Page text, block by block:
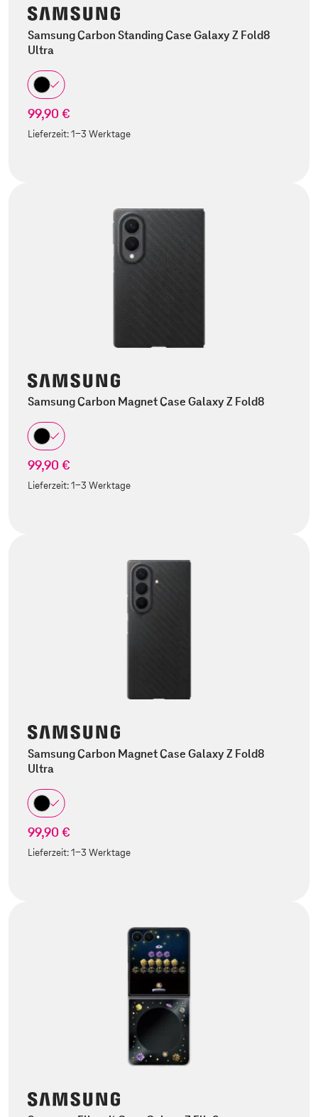
Samsung Carbon Standing Case Galaxy Z Fold8
Ultra
99,90 €
Lieferzeit:1-3 Werktage
Samsung Carbon Magnet Case Galaxy Z Fold8
99,90 €
Lieferzeit:1-3 Werktage
Samsung Carbon Magnet Case Galaxy Z Fold8
Ultra
99,90 €
Lieferzeit:1-3 Werktage